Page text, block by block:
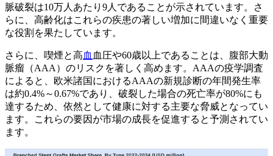
脈破裂は10万人あたり9人であることが示されています。さ
らに、高齢化はこれらの疾患の著しい増加に間違いなく重要
な役割を果たしています。
さらに、喫煙と高血 血圧や60歳以上であることは、腹部大動
脈瘤（AAA）のリスクを著しく高めます。AAAの疫学調査
によると、欧米諸国におけるAAAの新規診断の年間発生率
は約0.4%～0.67%であり、破裂した場合の死亡率が80%にも
達するため、依然として健康に対する主要な脅威となってい
ます。これらの要因が市場の成長を促進すると予測されてい
ます。